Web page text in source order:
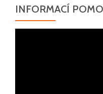
INFORMACÍ